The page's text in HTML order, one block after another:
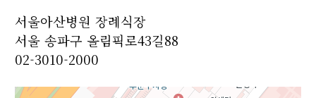
서울아산병원 장례식장
서울 송파구 올림픽로43길88
02-3010-2000